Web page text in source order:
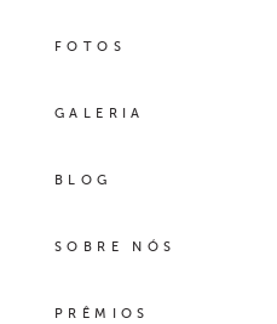
FOTOS
GALERIA
BLOG
SOBRE NÓS
PRÊMIOS